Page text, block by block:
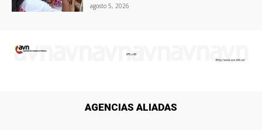
agosto 5, 2026
AGENCIAS ALIADAS